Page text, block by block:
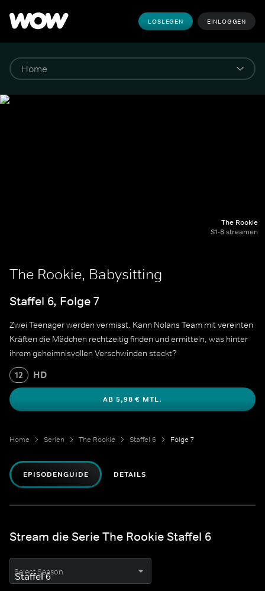
LOSLEGEN EINLOGGEN
The Rookie
S1-8 streamen
The Rookie, Babysitting
Staffel 6, Folge 7
Zwei Teenager werden vermisst. Kann Nolans Team mit vereinten
Kräften die Mädchen rechtzeitig finden und ermitteln, was hinter
ihrem geheimnisvollen Verschwinden steckt?
12 HD
AB 5,98 € MTL.
Home Serien The Rookie Staffel 6 Folge 7
EPISODENGUIDE DETAILS
Stream die Serie The Rookie Staffel 6
Select Season